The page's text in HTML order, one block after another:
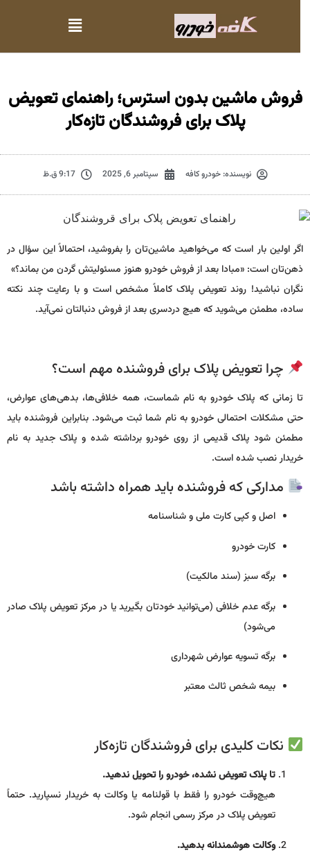
فروش ماشین بدون استرس؛ راهنمای تعویض
پلاک برای فروشندگان تازه‌کار
نویسنده:خودرو کافه سپتامبر 6, 2025 9:17 ق.ظ
اگر اولین بار است که می‌خواهید ماشین‌تان را بفروشید، احتمالاً این سؤال در
ذهن‌تان است: «مبادا بعد از فروش خودرو هنوز مسئولیتش گردن من بماند؟»
نگران نباشید! روند تعویض پلاک کاملاً مشخص است و با رعایت چند نکته
ساده، مطمئن می‌شوید که هیچ دردسری بعد از فروش دنبالتان نمی‌آید.
چرا تعویض پلاک برای فروشنده مهم است؟
تا زمانی که پلاک خودرو به نام شماست، همه خلافی‌ها، بدهی‌های عوارض،
حتی مشکلات احتمالی خودرو به نام شما ثبت می‌شود. بنابراین فروشنده باید
مطمئن شود پلاک قدیمی از روی خودرو برداشته شده و پلاک جدید به نام
خریدار نصب شده است.
مدارکی که فروشنده باید همراه داشته باشد
اصل و کپی کارت ملی و شناسنامه
کارت خودرو
برگه سبز (سند مالکیت)
برگه عدم خلافی (می‌توانید خودتان بگیرید یا در مرکز تعویض پلاک صادر
می‌شود)
برگه تسویه عوارض شهرداری
بیمه شخص ثالث معتبر
نکات کلیدی برای فروشندگان تازه‌کار
تا پلاک تعویض نشده، خودرو را تحویل ندهید.
هیچ‌وقت خودرو را فقط با قولنامه یا وکالت به خریدار نسپارید. حتماً
تعویض پلاک در مرکز رسمی انجام شود.
وکالت هوشمندانه بدهید.